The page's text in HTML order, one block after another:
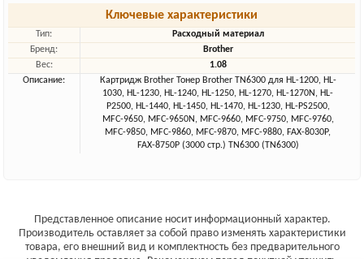
Ключевые характеристики
Тип:
Расходный материал
Бренд:
Brother
Вес:
1.08
Описание:
Картридж Brother Тонер Brother TN6300 для HL-1200, HL-
1030, HL-1230, HL-1240, HL-1250, HL-1270, HL-1270N, HL-
P2500, HL-1440, HL-1450, HL-1470, HL-1230, HL-PS2500,
MFC-9650, MFC-9650N, MFC-9660, MFC-9750, MFC-9760,
MFC-9850, MFC-9860, MFC-9870, MFC-9880, FAX-8030P,
FAX-8750P (3000 стр.) TN6300 (TN6300)
Представленное описание носит информационный характер.
Производитель оставляет за собой право изменять характеристики
товара, его внешний вид и комплектность без предварительного